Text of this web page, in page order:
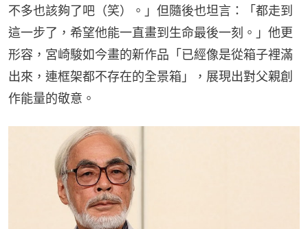
不多也該夠了吧（笑）。」但隨後也坦言：「都走到
這一步了，希望他能一直畫到生命最後一刻。」他更
形容，宮崎駿如今畫的新作品「已經像是從箱子裡滿
出來，連框架都不存在的全景箱」，展現出對父親創
作能量的敬意。